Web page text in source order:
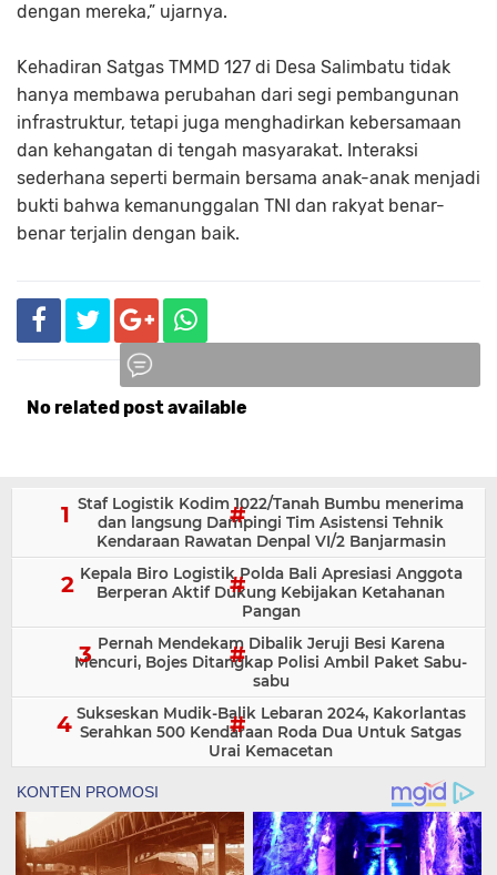
dengan mereka,” ujarnya.
Kehadiran Satgas TMMD 127 di Desa Salimbatu tidak
hanya membawa perubahan dari segi pembangunan
infrastruktur, tetapi juga menghadirkan kebersamaan
dan kehangatan di tengah masyarakat. Interaksi
sederhana seperti bermain bersama anak-anak menjadi
bukti bahwa kemanunggalan TNI dan rakyat benar-
benar terjalin dengan baik.
No related post available
Staf Logistik Kodim 1022/Tanah Bumbu menerima
dan langsung Dampingi Tim Asistensi Tehnik
Kendaraan Rawatan Denpal VI/2 Banjarmasin
Kepala Biro Logistik Polda Bali Apresiasi Anggota
Berperan Aktif Dukung Kebijakan Ketahanan
Pangan
Pernah Mendekam Dibalik Jeruji Besi Karena
Mencuri, Bojes Ditangkap Polisi Ambil Paket Sabu-
sabu
Sukseskan Mudik-Balik Lebaran 2024, Kakorlantas
Serahkan 500 Kendaraan Roda Dua Untuk Satgas
Urai Kemacetan